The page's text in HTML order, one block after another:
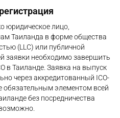
юридическое лицо,
Таиланда в форме общества
(LLC) или публичной
заявки необходимо завершить
в Таиланде. Заявка на выпуск
через аккредитованный ICO-
обязательным элементом всей
без посредничества